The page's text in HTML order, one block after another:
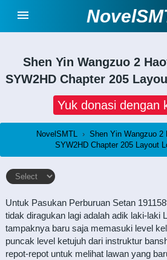
Shen Yin Wangzuo 2
SYW2HD Chapter 205
Yuk donasi dengan
NovelSMTL › Shen Yin Wangzuo 2
SYW2HD Chapter 205 Layout
Untuk Pasukan Perburuan Setan
tidak diragukan lagi adalah adik laki-laki
tampaknya baru saja memasuki level
puncak level ketujuh dari instruktur
repot-repot untuk melihat lawan yang